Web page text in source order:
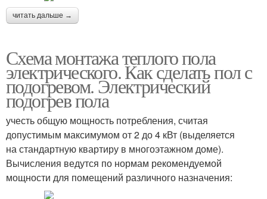
читать дальше →
Схема монтажа теплого пола
электрического. Как сделать пол с
подогревом. Электрический
подогрев пола
учесть общую мощность потребления, считая
допустимым максимумом от 2 до 4 кВт (выделяется
на стандартную квартиру в многоэтажном доме).
Вычисления ведутся по нормам рекомендуемой
мощности для помещений различного назначения: